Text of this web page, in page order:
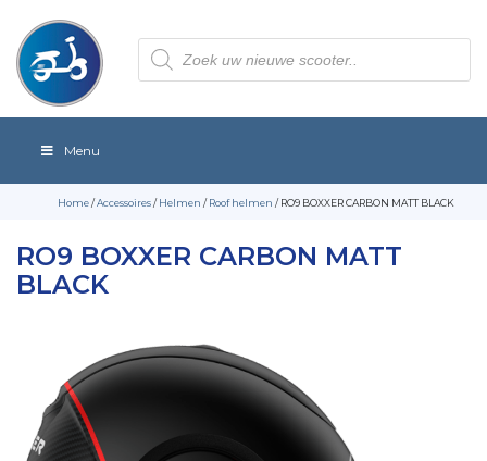
Producten
zoeken
Menu
Home/Accessoires/Helmen /Roof helmen / RO9 BOXXER CARBON MATT BLACK
RO9 BOXXER CARBON MATT
BLACK